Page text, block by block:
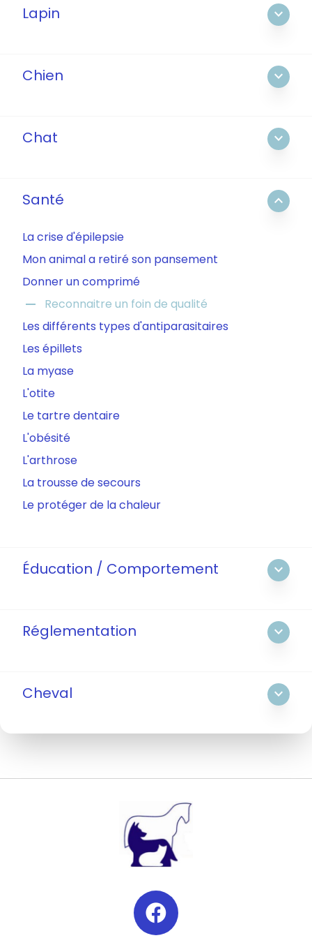
Lapin expand_more
Chien expand_more
Chat expand_more
Santé expand_less
La crise d'épilepsie
Mon animal a retiré son pansement
Donner un comprimé
remove
Reconnaitre un foin de qualité
Les différents types d'antiparasitaires
Les épillets
La myase
L'otite
Le tartre dentaire
L'obésité
L'arthrose
La trousse de secours
Le protéger de la chaleur
Éducation / Comportement expand_more
Réglementation expand_more
Cheval expand_more